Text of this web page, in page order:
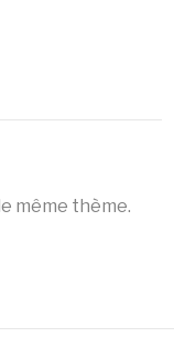
même thème.